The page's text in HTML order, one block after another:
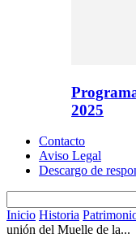
2025
Contacto
Aviso Legal
Descargo de
Inicio Historia
unión del Muelle de la...